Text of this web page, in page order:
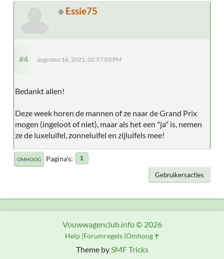
Essie75
#4 augustus 16, 2021, 02:57:03 PM
Bedankt allen!
Deze week horen de mannen of ze naar de Grand Prix
mogen (ingeloot of niet), maar als het een "ja" is, nemen
ze de luxeluifel, zonneluifel en zijluifels mee!
OMHOOG Pagina's 1
Gebruikersacties
Theme bySMF Tricks
Vouwwagenclub.info © 2026
Help Forumregels Omhoog